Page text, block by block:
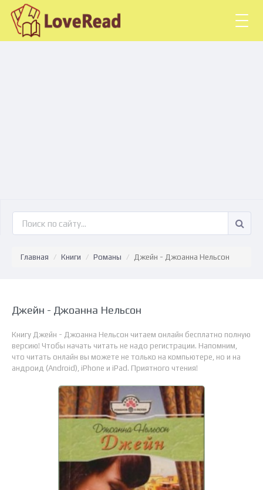
Главная Книги Романы Джейн - Джоанна Нельсон
Джейн - Джоанна Нельсон
Книгу Джейн - Джоанна Нельсон читаем онлайн бесплатно полную
версию! Чтобы начать читать не надо регистрации. Напомним,
что читать онлайн вы можете не только на компьютере, но и на
андроид (Android), iPhone и iPad. Приятного чтения!